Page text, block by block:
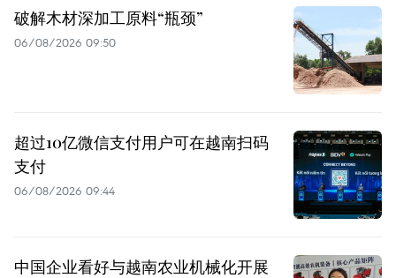
破解木材深加工原料“瓶颈”
06/08/2026 09:50
超过10亿微信支付用户可在越南扫码
支付
06/08/2026 09:44
中国企业看好与越南农业机械化开展